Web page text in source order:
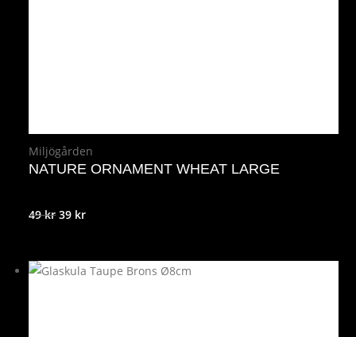
Miljögården
NATURE ORNAMENT WHEAT LARGE
49krDet
var:
39 krDet
är: